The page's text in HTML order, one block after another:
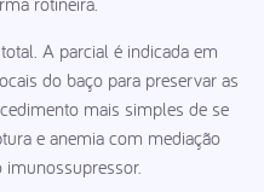
A parcial é indicada em
do baço para preservar as
mais simples de se
e anemia com mediação